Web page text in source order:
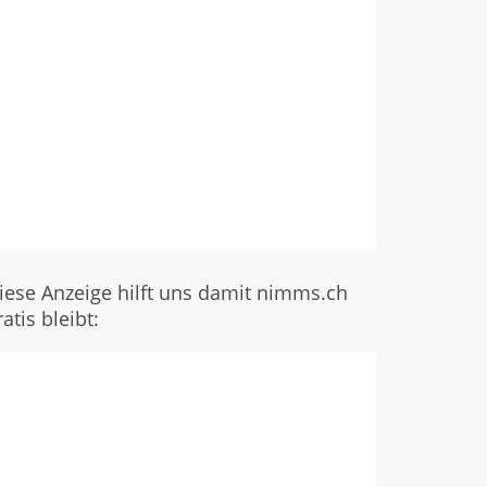
Anzeige hilft uns damit nimms.ch
bleibt: